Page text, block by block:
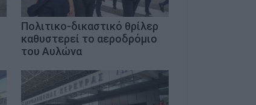
Πολιτικο-δικαστικό θρίλερ
καθυστερεί το αεροδρόμιο
του Αυλώνα